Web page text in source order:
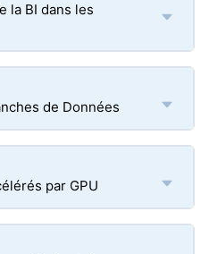
la BI dans les
de Données
par GPU